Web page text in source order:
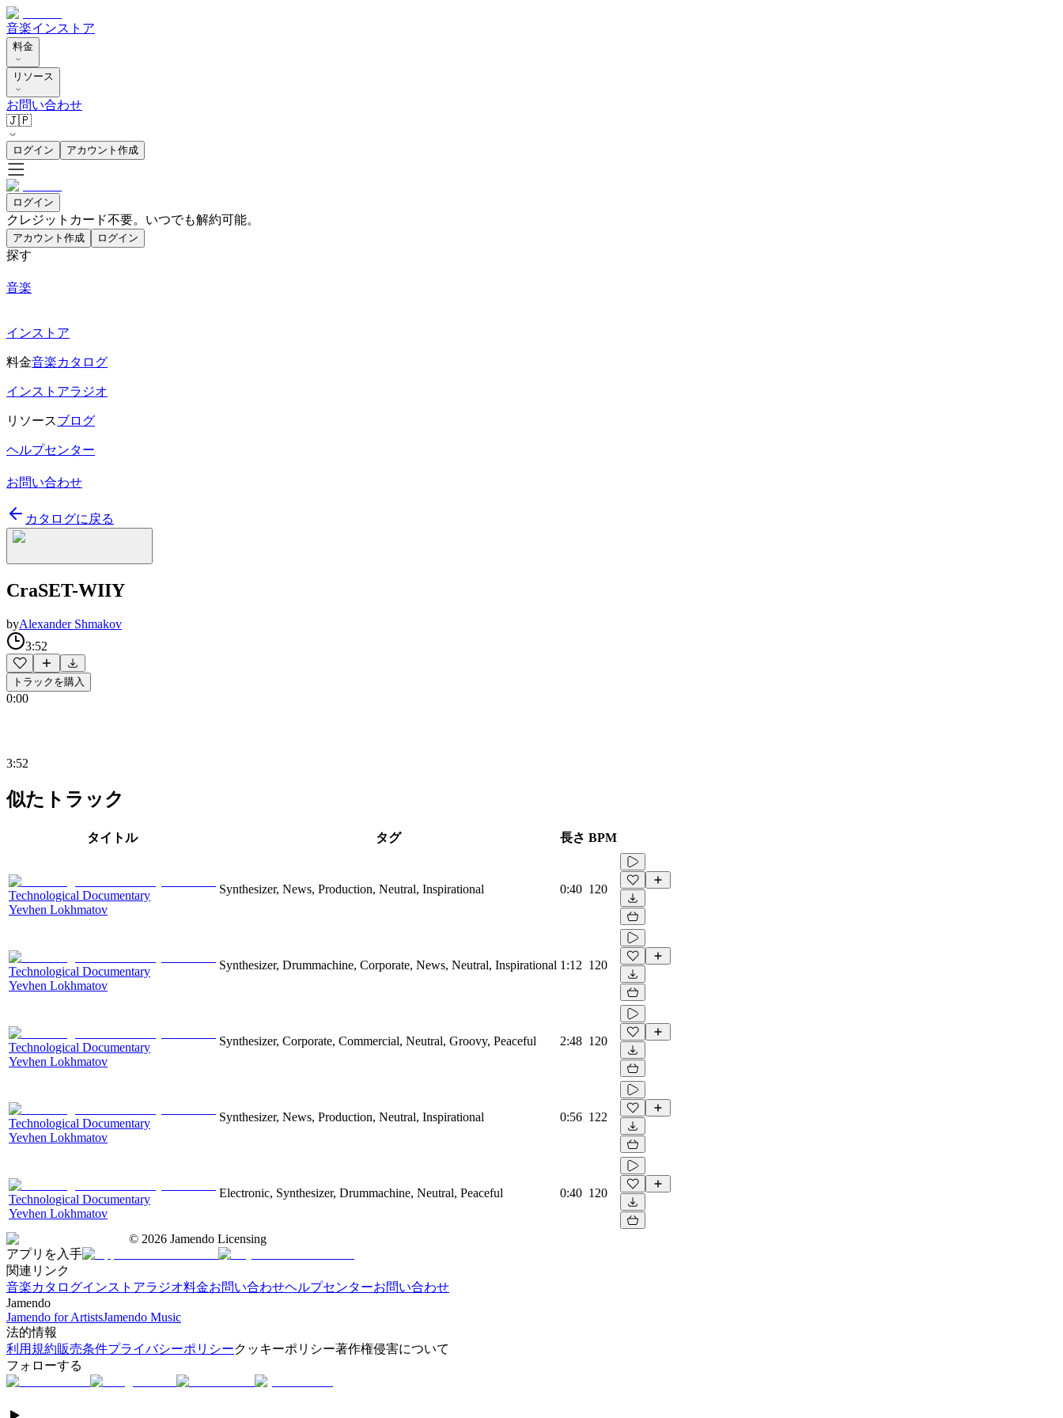
音楽インストア
料金
リソース
お問い合わせ
🇯🇵
ログイン アカウント作成
ログイン
クレジットカード不要。いつでも解約可能。
アカウント作成 ログイン
探す
音楽
インストア
料金音楽カタログ
インストアラジオ
リソースブログ
ヘルプセンター
お問い合わせ
カタログに戻る
CraSET-WIIY
byAlexander Shmakov
3:52
トラックを購入
0:00
3:52
似たトラック
タイトル タグ 長さ BPM
Technological Documentary
Yevhen Lokhmatov
Synthesizer, News, Production, Neutral, Inspirational 0:40 120
Technological Documentary
Yevhen Lokhmatov
Synthesizer, Drummachine, Corporate, News, Neutral, Inspirational 1:12 120
Technological Documentary
Yevhen Lokhmatov
Synthesizer, Corporate, Commercial, Neutral, Groovy, Peaceful 2:48 120
Technological Documentary
Yevhen Lokhmatov
Synthesizer, News, Production, Neutral, Inspirational 0:56 122
Technological Documentary
Yevhen Lokhmatov
Electronic, Synthesizer, Drummachine, Neutral, Peaceful 0:40 120
© 2026 Jamendo Licensing
アプリを入手
関連リンク
音楽カタログインストアラジオ料金お問い合わせヘルプセンターお問い合わせ
Jamendo
Jamendo for ArtistsJamendo Music
法的情報
利用規約販売条件プライバシーポリシークッキーポリシー著作権侵害について
フォローする